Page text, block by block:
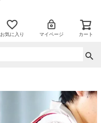
お気に入り マイページ カート